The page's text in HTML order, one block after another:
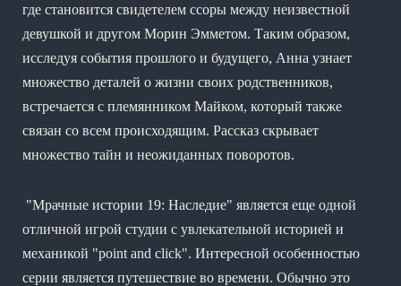
где становится свидетелем ссоры между неизвестной
девушкой и другом Морин Эмметом. Таким образом,
исследуя события прошлого и будущего, Анна узнает
множество деталей о жизни своих родственников,
встречается с племянником Майком, который также
связан со всем происходящим. Рассказ скрывает
множество тайн и неожиданных поворотов.
"Мрачные истории 19: Наследие" является еще одной
отличной игрой студии с увлекательной историей и
механикой "point and click". Интересной особенностью
серии является путешествие во времени. Обычно это